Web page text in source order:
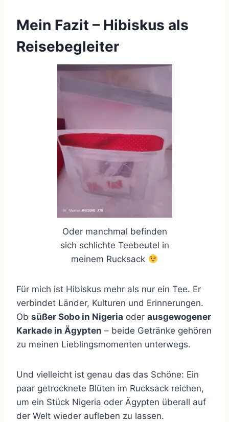
Mein Fazit – Hibiskus als
Reisebegleiter
Oder manchmal befinden
sich schlichte Teebeutel in
meinem Rucksack
Für mich ist Hibiskus mehr als nur ein Tee. Er
verbindet Länder, Kulturen und Erinnerungen.
Ob süßer Sobo in Nigeria oder ausgewogener
Karkade in Ägypten – beide Getränke gehören
zu meinen Lieblingsmomenten unterwegs.
Und vielleicht ist genau das das Schöne: Ein
paar getrocknete Blüten im Rucksack reichen,
um ein Stück Nigeria oder Ägypten überall auf
der Welt wieder aufleben zu lassen.